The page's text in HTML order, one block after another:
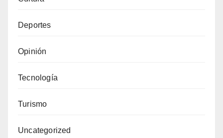
Deportes
Opinión
Tecnología
Turismo
Uncategorized